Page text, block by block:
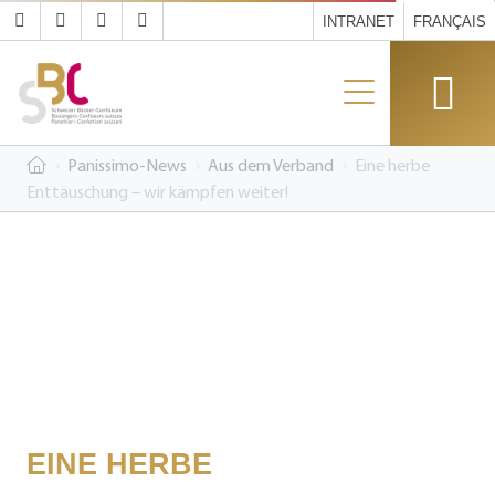
INTRANET FRANÇAIS
Panissimo-News Aus dem Verband
Eine herbe
Enttäuschung – wir kämpfen weiter!
EINE HERBE